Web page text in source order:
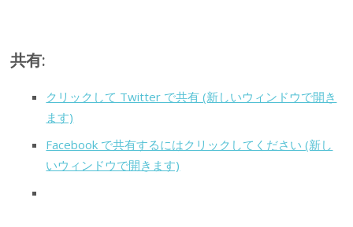
共有:
クリックして Twitter で共有 (新しいウィンドウで開き
ます)
Facebook で共有するにはクリックしてください (新し
いウィンドウで開きます)